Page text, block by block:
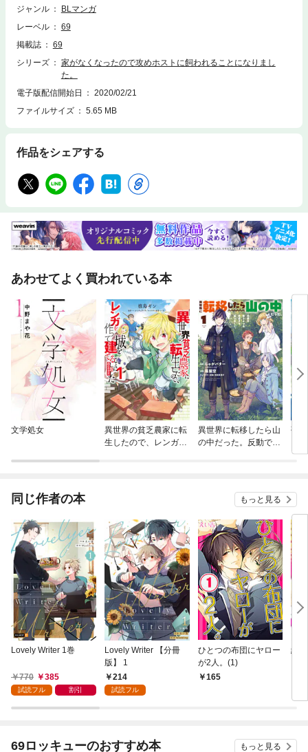
ん？空地？？…なんで？？俺の家どこいっちゃったの!!?
ジャンル
BLマンガ
レーベル
69
掲載誌
69
シリーズ
家がなくなったので攻めホストに飼われることになりまし
た。
電子版配信開始日
2020/02/21
ファイルサイズ
5.65 MB
作品をシェアする
あわせてよく買われている本
文学処女
異世界の貧乏農家に転
生したので、レンガを
異世界に転移したら山
の中だった。反動で強
強
士
同じ作者の本 もっと見る
Lovely Writer 1巻
770 385
試読フル 割引
Lovely Writer 【分冊
版】 1
214
試読フル
ひとつの布団にヤロー
が2人。(1)
165
絶
69ロッキューのおすすめ本 もっと見る